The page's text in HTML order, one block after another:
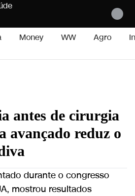
Money WW Agro
antes de cirurgia
avançado reduz o
durante o congresso
mostrou resultados